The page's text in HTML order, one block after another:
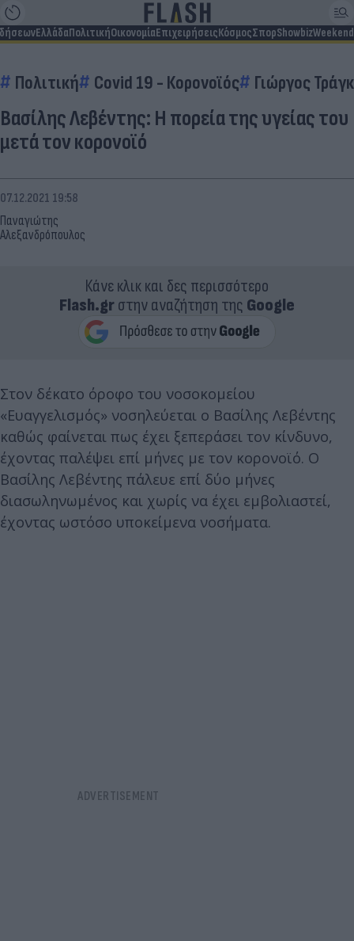
ΕλλάδαΠολιτικήΟικονομίαΕπιχειρήσειςΚόσμοςΣπορShowbizWeekend
Πολιτική Covid 19 - Κορονοϊός Γιώργος
Βασίλης Λεβέντης: Η πορεία της υγείας του
μετά τον κορονοϊό
Παναγιώτης
Αλεξανδρόπουλος
07.12.2021 19:58
Κάνε κλικ και δες περισσότερο
Flash.grστην αναζήτηση της Google
Στον δέκατο όροφο του νοσοκομείου
«Ευαγγελισμός» νοσηλεύεται ο Βασίλης Λεβέντης
καθώς φαίνεται πως έχει ξεπεράσει τον κίνδυνο,
έχοντας παλέψει επί μήνες με τον κορονοϊό. Ο
Βασίλης Λεβέντης πάλευε επί δύο μήνες
διασωληνωμένος και χωρίς να έχει εμβολιαστεί,
έχοντας ωστόσο υποκείμενα νοσήματα.